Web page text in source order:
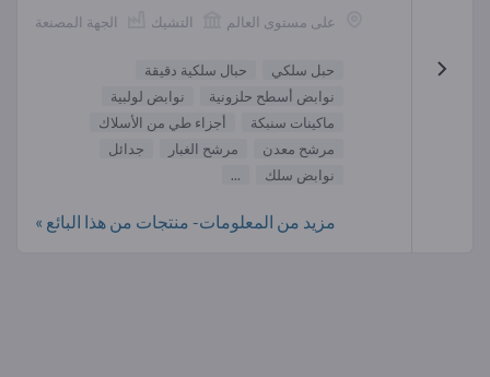
الجهة المصنعة التشيك على مستوى العالم
حبل سلكي
حبال سلكية دقيقة
نوابض أسطح حلزونية
نوابض لولبية
ماكينات سنبكة
أجزاء طي من الأسلاك
مرشح معدن
مرشح الغبار
جدائل
نوابض سلك
...
مزيد من المعلومات- منتجات من هذا البائع »